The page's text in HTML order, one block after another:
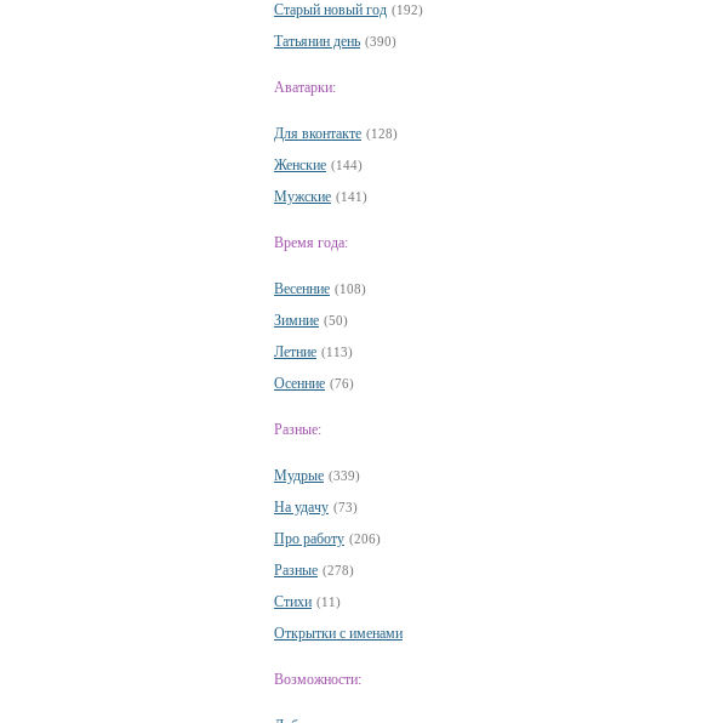
Старый новый год (192)
Татьянин день (390)
Аватарки:
Для вконтакте (128)
Женские (144)
Мужские (141)
Время года:
Весенние (108)
Зимние (50)
Летние (113)
Осенние (76)
Разные:
Мудрые (339)
На удачу (73)
Про работу (206)
Разные (278)
Стихи (11)
Открытки с именами
Возможности: